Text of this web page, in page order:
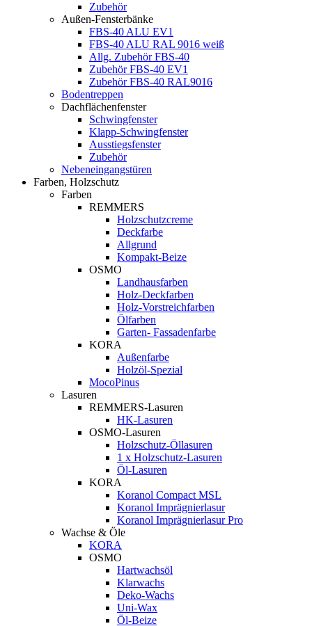
Zubehör
Außen-Fensterbänke
FBS-40 ALU EV1
FBS-40 ALU RAL 9016 weiß
Allg. Zubehör FBS-40
Zubehör FBS-40 EV1
Zubehör FBS-40 RAL9016
Bodentreppen
Dachflächenfenster
Schwingfenster
Klapp-Schwingfenster
Ausstiegsfenster
Zubehör
Nebeneingangstüren
Farben, Holzschutz
Farben
REMMERS
Holzschutzcreme
Deckfarbe
Allgrund
Kompakt-Beize
OSMO
Landhausfarben
Holz-Deckfarben
Holz-Vorstreichfarben
Ölfarben
Garten- Fassadenfarbe
KORA
Außenfarbe
Holzöl-Spezial
MocoPinus
Lasuren
REMMERS-Lasuren
HK-Lasuren
OSMO-Lasuren
Holzschutz-Öllasuren
1 x Holzschutz-Lasuren
Öl-Lasuren
KORA
Koranol Compact MSL
Koranol Imprägnierlasur
Koranol Imprägnierlasur Pro
Wachse & Öle
KORA
OSMO
Hartwachsöl
Klarwachs
Deko-Wachs
Uni-Wax
Öl-Beize